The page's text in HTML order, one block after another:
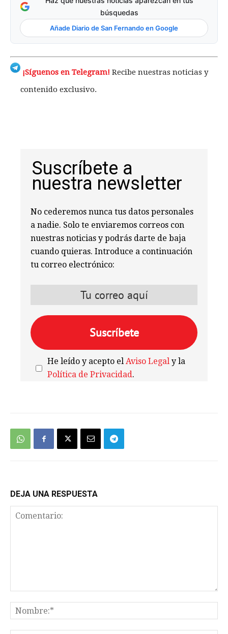
búsquedas
Añade Diario de San Fernando en Google
¡Síguenos en Telegram! Recibe nuestras noticias y
contenido exclusivo.
Suscríbete a
nuestra newsletter
No cederemos nunca tus datos personales
a nadie. Solo te enviaremos correos con
nuestras noticias y podrás darte de baja
cuando quieras. Introduce a continuación
tu correo electrónico:
He leído y acepto elAviso Legal y la
Política de Privacidad.
DEJA UNA RESPUESTA